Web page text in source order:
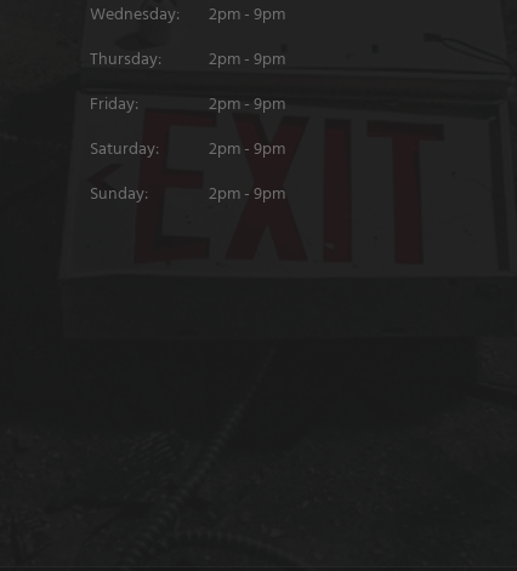
Wednesday:
2pm - 9pm
Thursday:
2pm - 9pm
Friday:
2pm - 9pm
Saturday:
2pm - 9pm
Sunday:
2pm - 9pm